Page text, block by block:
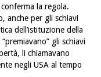
la regola.
anche per gli schiavi
dell’istituzione della
gli schiavi
li chiamavano
negli USA al tempo